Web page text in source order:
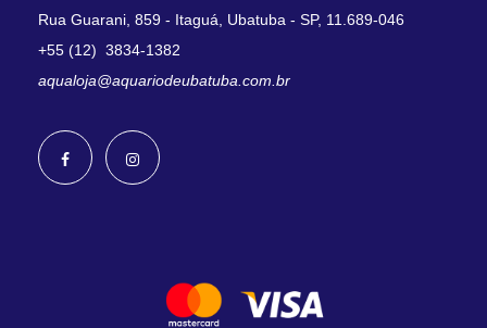
Rua Guarani, 859 - Itaguá, Ubatuba - SP, 11.689-046
+55 (12) 3834-1382
aqualoja@aquariodeubatuba.com.br